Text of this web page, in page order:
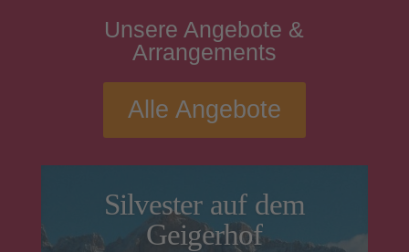
Unsere Angebote &
Arrangements
Alle Angebote
Silvester auf dem
Geigerhof